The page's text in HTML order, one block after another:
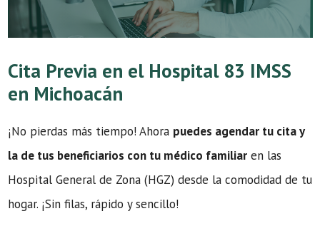
Cita Previa en el Hospital 83 IMSS
en Michoacán
¡No pierdas más tiempo! Ahora puedes agendar tu cita y
la de tus beneficiarios con tu médico familiar en las
Hospital General de Zona (HGZ) desde la comodidad de tu
hogar. ¡Sin filas, rápido y sencillo!